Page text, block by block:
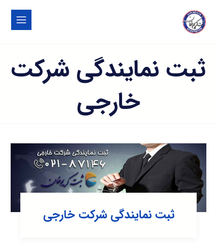
ثبت نمایندگی شرکت
خارجی
ثبت نمایندگی شرکت خارجی